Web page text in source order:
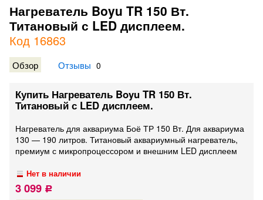
Нагреватель Boyu TR 150 Вт.
Титановый с LED дисплеем.
Код 16863
Обзор Отзывы 0
Купить Нагреватель Boyu TR 150 Вт.
Титановый с LED дисплеем.
Нагреватель для аквариума Боё ТР 150 Вт. Для аквариума
130 — 190 литров. Титановый аквариумный нагреватель,
премиум с микропроцессором и внешним LED дисплеем
Нет в наличии
3 099 Р